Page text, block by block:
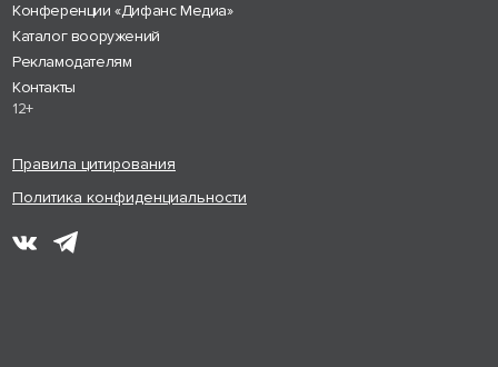
Конференции «Дифанс Медиа»
Каталог вооружений
Рекламодателям
Контакты
12+
Правила цитирования
Политика конфиденциальности